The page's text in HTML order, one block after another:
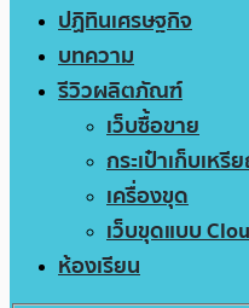
ปฏิทินเศรษฐกิจ
บทความ
รีวิวผลิตภัณฑ์
เว็บซื้อขาย
กระเป๋าเก็บเหรี
เครื่องขุด
เว็บขุดแบบ
ห้องเรียน